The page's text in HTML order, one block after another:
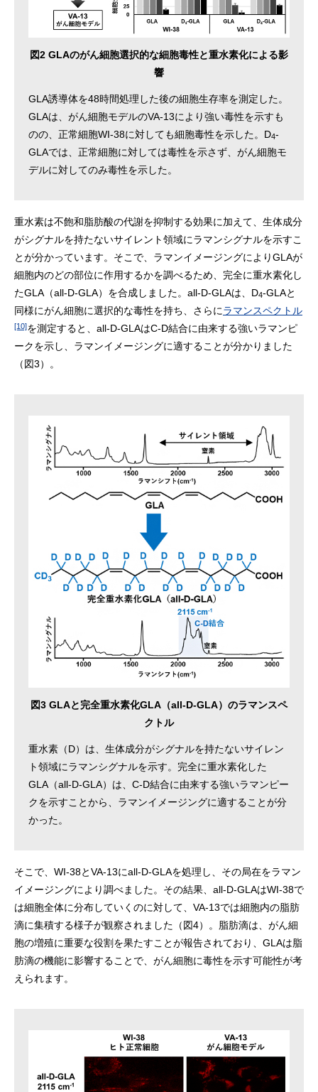
図2 GLAのがん細胞選択的な細胞毒性と重水素化による影
響
GLA誘導体を48時間処理した後の細胞生存率を測定した。
GLAは、がん細胞モデルのVA-13により強い毒性を示すも
のの、正常細胞WI-38に対しても細胞毒性を示した。D4-
GLAでは、正常細胞に対しては毒性を示さず、がん細胞モ
デルに対してのみ毒性を示した。
重水素は不飽和脂肪酸の代謝を抑制する効果に加えて、生体成分
がシグナルを持たないサイレント領域にラマンシグナルを示すこ
とが分かっています。そこで、ラマンイメージングによりGLAが
細胞内のどの部位に作用するかを調べるため、完全に重水素化し
たGLA（all-D-GLA）を合成しました。all-D-GLAは、D4-GLAと
同様にがん細胞に選択的な毒性を持ち、さらにラマンスペクトル
[10]を測定すると、all-D-GLAはC-D結合に由来する強いラマンピ
ークを示し、ラマンイメージングに適することが分かりました
（図3）。
図3 GLAと完全重水素化GLA（all-D-GLA）のラマンスペ
クトル
重水素（D）は、生体成分がシグナルを持たないサイレン
ト領域にラマンシグナルを示す。完全に重水素化した
GLA（all-D-GLA）は、C-D結合に由来する強いラマンピー
クを示すことから、ラマンイメージングに適することが分
かった。
そこで、WI-38とVA-13にall-D-GLAを処理し、その局在をラマン
イメージングにより調べました。その結果、all-D-GLAはWI-38で
は細胞全体に分布していくのに対して、VA-13では細胞内の脂肪
滴に集積する様子が観察されました（図4）。脂肪滴は、がん細
胞の増殖に重要な役割を果たすことが報告されており、GLAは脂
肪滴の機能に影響することで、がん細胞に毒性を示す可能性が考
えられます。